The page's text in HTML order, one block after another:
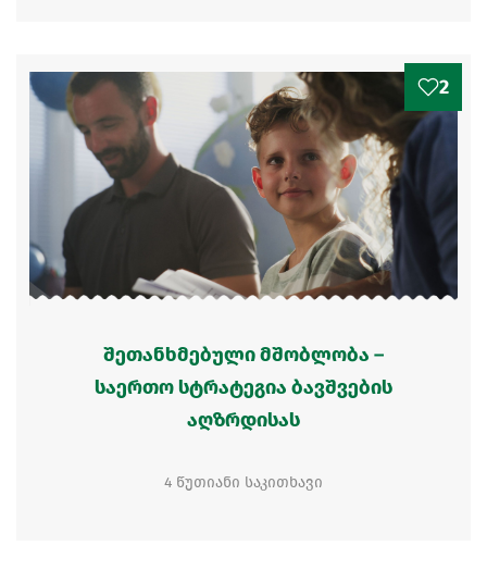
2
შეთანხმებული მშობლობა –
საერთო სტრატეგია ბავშვების
აღზრდისას
4 წუთიანი საკითხავი